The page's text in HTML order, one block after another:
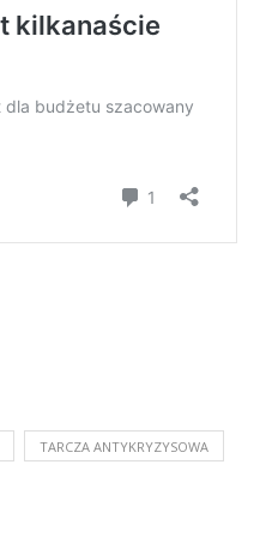
TARCZA ANTYKRYZYSOWA